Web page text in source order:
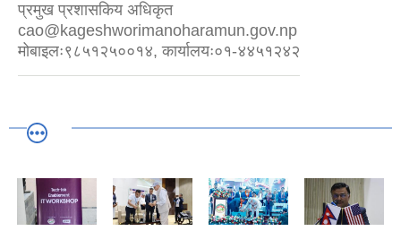
प्रमुख प्रशासकिय अधिकृत
cao@kageshworimanoharamun.gov.np
मोबाइलः९८५१२५००१४, कार्यालयः०१-४४५१२४२